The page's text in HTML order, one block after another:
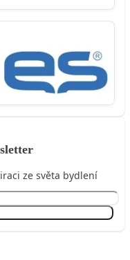
ze světa bydlení